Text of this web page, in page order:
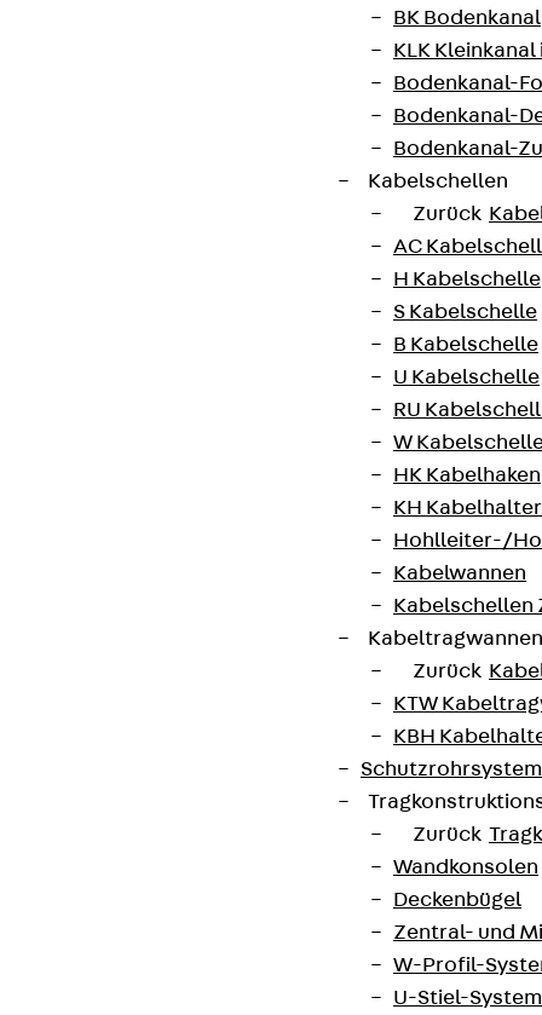
BK Bodenkanal
KLK
Bodenkanal-
Bodenkanal-
Bodenkanal-
Kabelschellen
Zurück
AC
H Kabelschelle
S Kabelschelle
B Kabelschelle
U Kabelschelle
RU
W
HK Kabelhaken
KH Kabelhalter
Hohlleiter-/
Kabelwannen
Kabelschellen
Zurück
KTW
KBH
Zurück
Wandkonsolen
Deckenbügel
Zentral- und
W-Profil-
U-Stiel-System